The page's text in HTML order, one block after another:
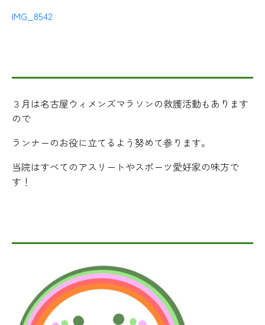
IMG_8542
３月は名古屋ウィメンズマラソンの救護活動もあります
ので
ランナーのお役に立てるよう努めて参ります。
当院はすべてのアスリートやスポーツ愛好家の味方で
す！